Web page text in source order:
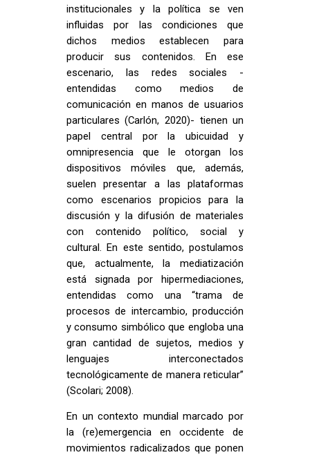
institucionales y la política se ven
influidas por las condiciones que
dichos medios establecen para
producir sus contenidos. En ese
escenario, las redes sociales -
entendidas como medios de
comunicación en manos de usuarios
particulares (Carlón, 2020)- tienen un
papel central por la ubicuidad y
omnipresencia que le otorgan los
dispositivos móviles que, además,
suelen presentar a las plataformas
como escenarios propicios para la
discusión y la difusión de materiales
con contenido político, social y
cultural. En este sentido, postulamos
que, actualmente, la mediatización
está signada por hipermediaciones,
entendidas como una “trama de
procesos de intercambio, producción
y consumo simbólico que engloba una
gran cantidad de sujetos, medios y
lenguajes interconectados
tecnológicamente de manera reticular”
(Scolari; 2008).
En un contexto mundial marcado por
la (re)emergencia en occidente de
movimientos radicalizados que ponen